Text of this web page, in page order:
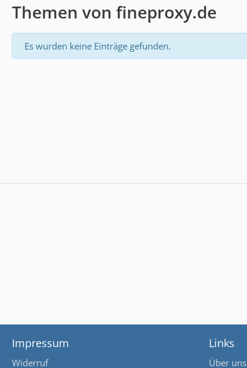
Themen von fineproxy.de
Es wurden keine Einträge gefunden.
Impressum
Widerruf
Links
Über uns